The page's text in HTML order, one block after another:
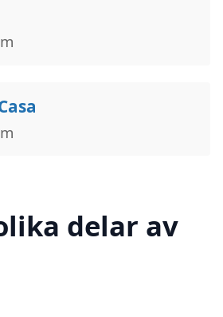
delar av